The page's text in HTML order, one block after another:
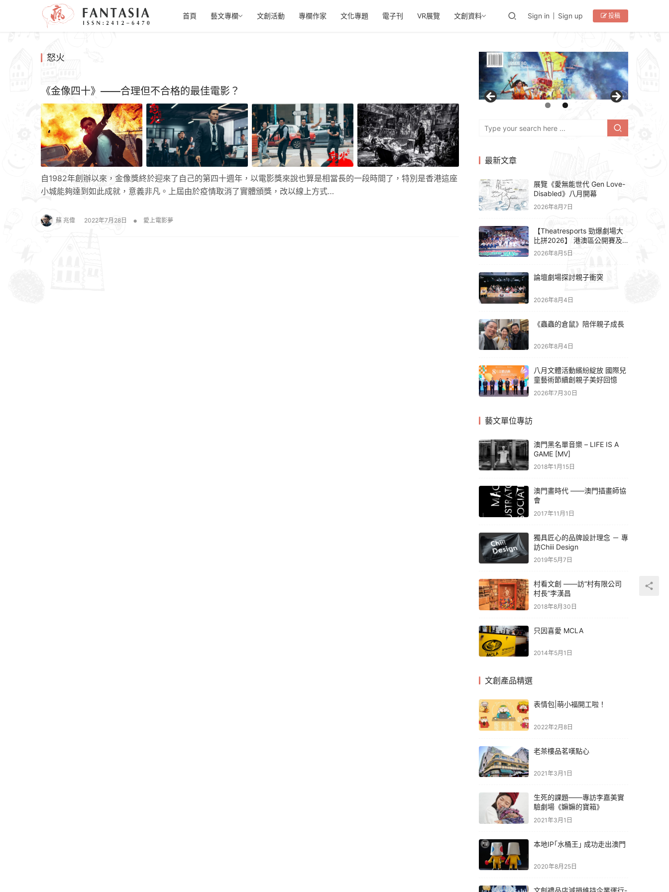
首頁 藝文專欄 文創活動 專欄作家 文化專題 電子刊 VR展覽 文創資料 Sign in Sign up 投稿
怒火
《金像四十》——合理但不合格的最佳電影？
自1982年創辦以來，金像獎終於迎來了自己的第四十週年，以電影獎來說也算是相當長的一段時間了，特別是香港這座
小城能夠達到如此成就，意義非凡。上屆由於疫情取消了實體頒獎，改以線上方式…
蘇 兆偉 2022年7月28日 • 愛上電影夢
最新文章
展覽《愛無能世代 Gen Love-
Disabled》八月開幕
2026年8月7日
【Theatresports 勁爆劇場大
比拼2026】 港澳區公開賽及
亞洲聯賽賽果
2026年8月5日
論壇劇場探討親子衝突
2026年8月4日
《蟲蟲的倉鼠》陪伴親子成長
2026年8月4日
八月文體活動繽紛綻放 國際兒
童藝術節續創親子美好回憶
2026年7月30日
藝文單位專訪
澳門黑名單音樂 – LIFE IS A
GAME [MV]
2018年1月15日
澳門畫時代 ——澳門插畫師協
會
2017年11月1日
獨具匠心的品牌設計理念 － 專
訪Chiii Design
2019年5月7日
村看文創 ——訪“村有限公司
村長”李漢昌
2018年8月30日
只因喜愛 MCLA
2014年5月1日
文創產品精選
表情包|萌小福開工啦！
2022年2月8日
老茶樓品茗嘆點心
2021年3月1日
生死的課題——專訪李嘉美實
驗劇場《嫲嫲的寶箱》
2021年3月1日
本地IP｢水桶王｣ 成功走出澳門
2020年8月25日
文創禮品店減損維持企業運行-